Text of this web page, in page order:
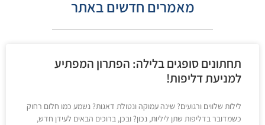
מאמרים חדשים באתר
תחתונים סופגים בלילה: הפתרון המפתיע
למניעת דליפות!
לילות שלווים ורגועים? שינה עמוקה ונטולת דאגות? נשמע כמו חלום רחוק
כשמדובר בדליפות שתן ליליות, נכון? ובכן, ברוכים הבאים לעידן חדש,